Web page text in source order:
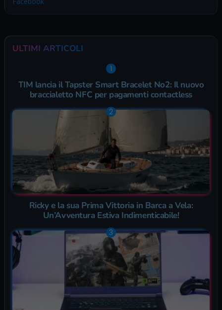
ULTIMI ARTICOLI
TIM lancia il Tapster Smart Bracelet No2: Il nuovo
braccialetto NFC per pagamenti contactless
Ricky e la sua Prima Vittoria in Barca a Vela:
Un’Avventura Estiva Indimenticabile!